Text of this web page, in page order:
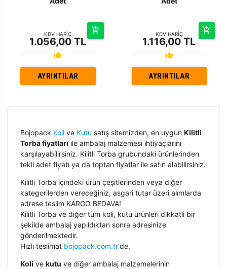
KDV HARİÇ
1.056,00 TL
AYRINTILAR
KDV HARİÇ
1.116,00 TL
AYRINTILAR
Bojopack Kolive Kutu satış sitemizden, en uygun Kilitli
Torba fiyatları ile ambalaj malzemesi ihtiyaçlarını
karşılayabilirsiniz. Kilitli Torba grubundaki ürünlerinden
tekli adet fiyatı ya da toptan fiyatlar ile satın alabilirsiniz.
Kilitli Torba içindeki ürün çeşitlerinden veya diğer
kategorilerden vereceğiniz, asgari tutar üzeri alımlarda
adrese teslim KARGO BEDAVA!
Kilitli Torba ve diğer tüm koli, kutu ürünleri dikkatli bir
şekilde ambalaj yapıldıktan sonra adresinize
gönderilmektedir.
Hızlı teslimat bojopack.com.tr'de.
Koli ve kutu ve diğer ambalaj malzemelerinin